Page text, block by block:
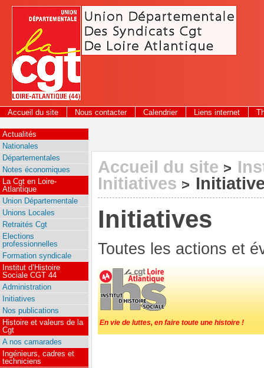
Panneau de gestion des cookies
Accueil du site Nous contacter Calendrier Liens internet
Accueil du site >
Initiatives >
Initiatives
Toutes les actions et
En vie de luttes, en faire toute une histoire !
Actualités
Nationales
Départementales
Notes économiques
La Cgt en Loire-
Atlantique
Union Départementale
Unions Locales
Retraités Cgt
Elections
professionnelles
Formation syndicale
Institut d’Histoire
Sociale CGT 44
Administration
Initiatives
Nos publications
Histoire et valeurs de la
Cgt
A nos camarades
Ingénieurs, cadres et
techniciens